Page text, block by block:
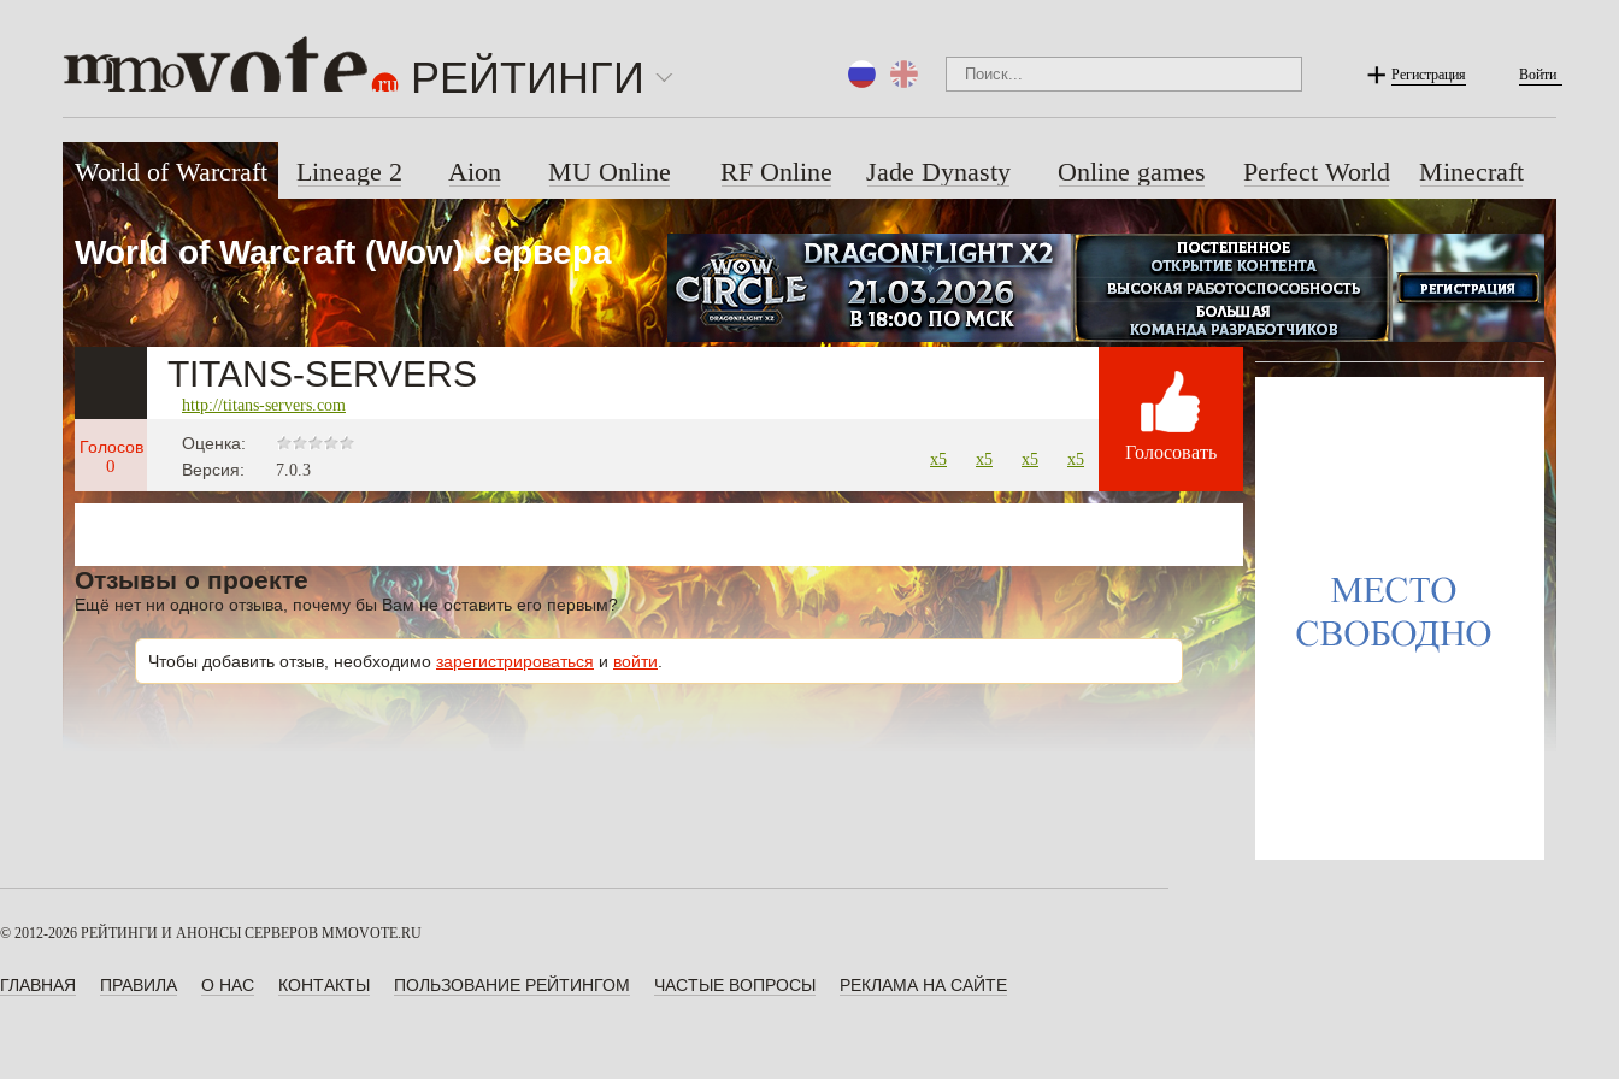
РЕЙТИНГИ Регистрация Войти
World of Warcraft (Wow) сервера
World of Warcraft Lineage 2 Aion MU Online RF Online Jade Dynasty Online games Perfect World Minecraft
TITANS-SERVERS
http://titans-servers.com
Голосов
0
Оценка:
Версия:
7.0.3
x5 x5 x5 x5 Голосовать
Отзывы о проекте
Ещё нет ни одного отзыва, почему бы Вам не оставить его первым?
Чтобы добавить отзыв, необходимо зарегистрироваться и войти
© 2012-2026 РЕЙТИНГИ И АНОНСЫ СЕРВЕРОВ MMOVOTE.RU
ГЛАВНАЯ ПРАВИЛА О НАС КОНТАКТЫ ПОЛЬЗОВАНИЕ РЕЙТИНГОМ ЧАСТЫЕ ВОПРОСЫ РЕКЛАМА НА САЙТЕ